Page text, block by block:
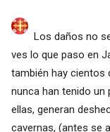
Los daños no
ves lo que paso en
también hay cientos
nunca han tenido un
ellas, generan
cavernas, (antes se